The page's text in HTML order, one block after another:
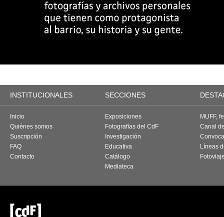
INSTITUCIONALES SECCIONES
Inicio
Quiénes somos
Suscripción
FAQ
Contacto
Exposiciones
Fotografías del CdF
Investigación
Educativa
Catálogo
Mediateca
MUFF,
Canal
Líneas